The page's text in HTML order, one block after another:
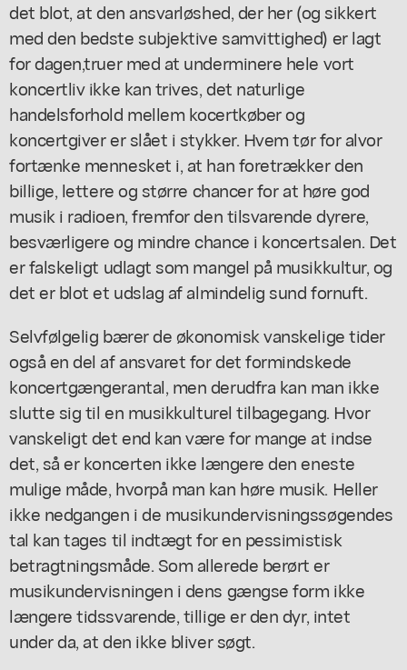
det blot, at den ansvarløshed, der her (og sikkert
med den bedste subjektive samvittighed) er lagt
for dagen,truer med at underminere hele vort
koncertliv ikke kan trives, det naturlige
handelsforhold mellem kocertkøber og
koncertgiver er slået i stykker. Hvem tør for alvor
fortænke mennesket i, at han foretrækker den
billige, lettere og større chancer for at høre god
musik i radioen, fremfor den tilsvarende dyrere,
besværligere og mindre chance i koncertsalen. Det
er falskeligt udlagt som mangel på musikkultur, og
det er blot et udslag af almindelig sund fornuft.
Selvfølgelig bærer de økonomisk vanskelige tider
også en del af ansvaret for det formindskede
koncertgængerantal, men derudfra kan man ikke
slutte sig til en musikkulturel tilbagegang. Hvor
vanskeligt det end kan være for mange at indse
det, så er koncerten ikke længere den eneste
mulige måde, hvorpå man kan høre musik. Heller
ikke nedgangen i de musikundervisningssøgendes
tal kan tages til indtægt for en pessimistisk
betragtningsmåde. Som allerede berørt er
musikundervisningen i dens gængse form ikke
længere tidssvarende, tillige er den dyr, intet
under da, at den ikke bliver søgt.